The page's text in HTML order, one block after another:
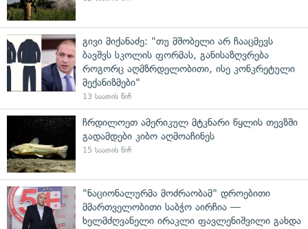
გივი მიქანაძე: "თუ მშობელი არ ჩააცმევს
ბავშვს სკოლის ფორმას, განისაზღვრება
როგორც აღმზრდელობითი, ისე კონკრეტული
მექანიზმები"
13 საათის წინ
ჩრდილოეთ ამერიკულ მტკნარი წყლის თევზში
გადამდები კიბო აღმოაჩინეს
15 საათის წინ
"ნაციონალურმა მოძრაობამ" დროებითი
მმართველობითი საბჭო აირჩია —
ხელმძღვანელი ირაკლი ფავლენიშვილი გახდა